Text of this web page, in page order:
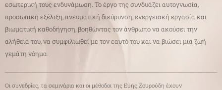
εσωτερική τους ενδυνάμωση. Το έργο της συνδυάζει αυτογνωσία,
προσωπική εξέλιξη, πνευματική διεύρυνση, ενεργειακή εργασία και
βιωματική καθοδήγηση, βοηθώντας τον άνθρωπο να ακούσει την
αλήθεια του, να συμφιλιωθεί με τον εαυτό του και να βιώσει μια ζωή
γεμάτη νόημα.
Οι συνεδρίες, τα σεμινάρια και οι μέθοδοι της Εύης Ζουρούδη έχουν